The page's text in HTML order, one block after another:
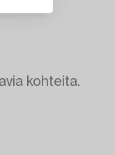
kohteita.